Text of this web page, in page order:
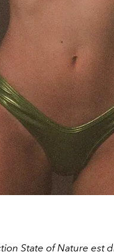
State of Nature est